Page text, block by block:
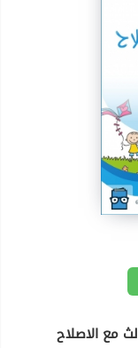
مع الاصلاح